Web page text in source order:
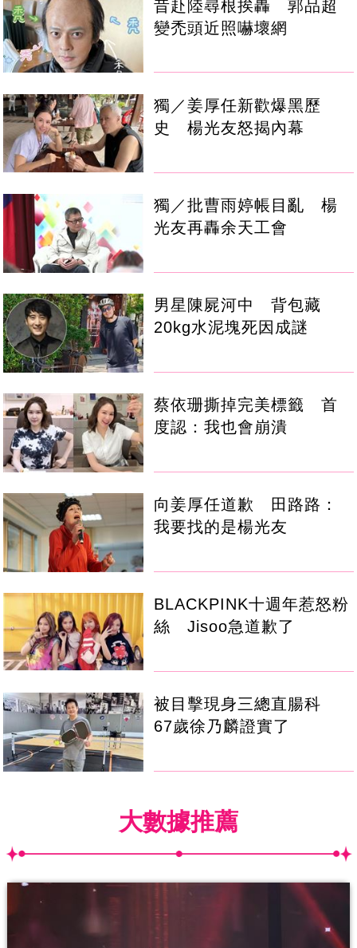
昔赴陸尋根挨轟 郭品超
變禿頭近照嚇壞網
獨／姜厚任新歡爆黑歷
史 楊光友怒揭內幕
獨／批曹雨婷帳目亂 楊
光友再轟余天工會
男星陳屍河中 背包藏
20kg水泥塊死因成謎
蔡依珊撕掉完美標籤 首
度認：我也會崩潰
向姜厚任道歉 田路路：
我要找的是楊光友
BLACKPINK十週年惹怒粉
絲 Jisoo急道歉了
被目擊現身三總直腸科
67歲徐乃麟證實了
大數據推薦